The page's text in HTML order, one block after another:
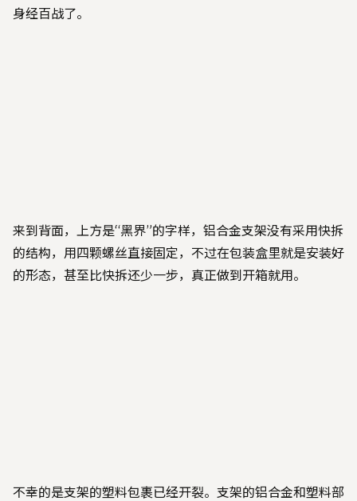
身经百战了。
来到背面，上方是“黑界”的字样，铝合金支架没有采用快拆
的结构，用四颗螺丝直接固定，不过在包装盒里就是安装好
的形态，甚至比快拆还少一步，真正做到开箱就用。
不幸的是支架的塑料包裹已经开裂。支架的铝合金和塑料部